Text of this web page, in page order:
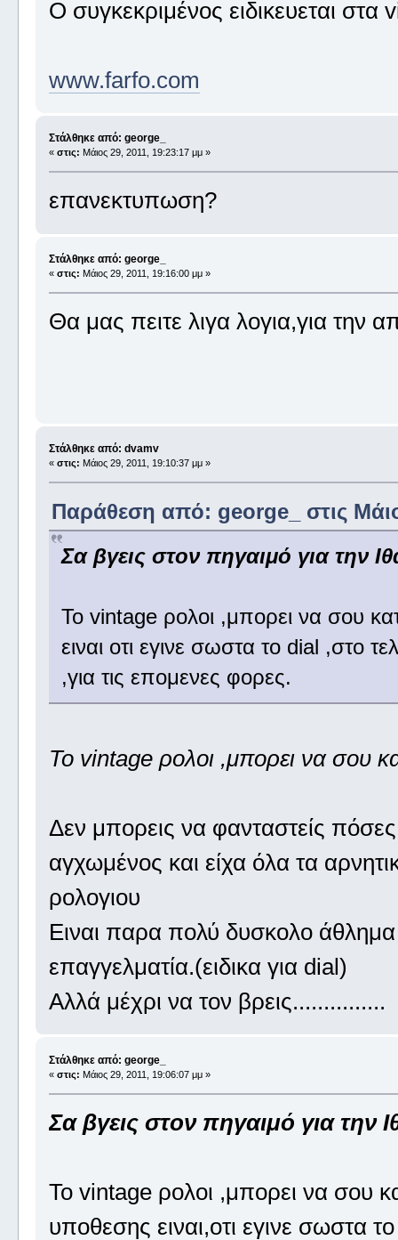
Ο συγκεκριμένος ειδικευεται στα
www.farfo.com
Στάλθηκε από: george_
« στις: Μάιος 29, 2011, 19:23:17 μμ »
επανεκτυπωση?
Στάλθηκε από: george_
« στις: Μάιος 29, 2011, 19:16:00 μμ »
Θα μας πειτε λιγα λογια,για την
Στάλθηκε από: dvamv
« στις: Μάιος 29, 2011, 19:10:37 μμ »
Παράθεση από: george_ στις
Σα βγεις στον πηγαιμό για την
Το vintage ρολοι ,μπορει να σου
ειναι οτι εγινε σωστα το dial ,στο
,για τις επομενες φορες.
Το vintage ρολοι ,μπορει να σου
Δεν μπορεις να φανταστείς
αγχωμένος και είχα όλα τα
ρολογιου
Ειναι παρα πολύ δυσκολο
επαγγελματία.(ειδικα για dial)
Αλλά μέχρι να τον βρεις...............
Στάλθηκε από: george_
« στις: Μάιος 29, 2011, 19:06:07 μμ »
Σα βγεις στον πηγαιμό για την
Το vintage ρολοι ,μπορει να σου
υποθεσης ειναι,οτι εγινε σωστα